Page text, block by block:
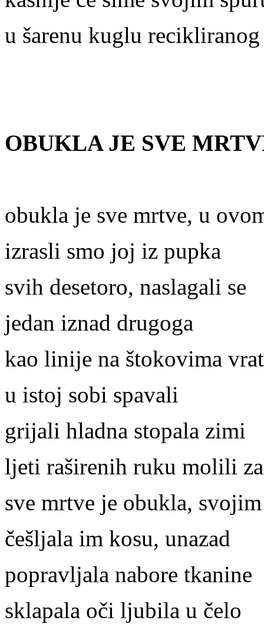
u šarenu kuglu recikliranog
OBUKLA JE SVE
obukla je sve mrtve, u
izrasli smo joj iz pupka
svih desetoro, naslagali se
jedan iznad drugoga
kao linije na štokovima
u istoj sobi spavali
grijali hladna stopala zimi
ljeti raširenih ruku molili
sve mrtve je obukla,
češljala im kosu, unazad
popravljala nabore tkanine
sklapala oči ljubila u čelo